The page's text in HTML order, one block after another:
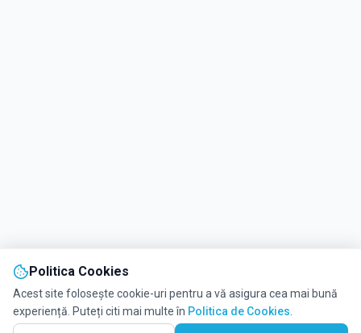
Politica Cookies
Acest site folosește cookie-uri pentru a vă asigura cea mai bună
experiență. Puteți citi mai multe în Politica de Cookies